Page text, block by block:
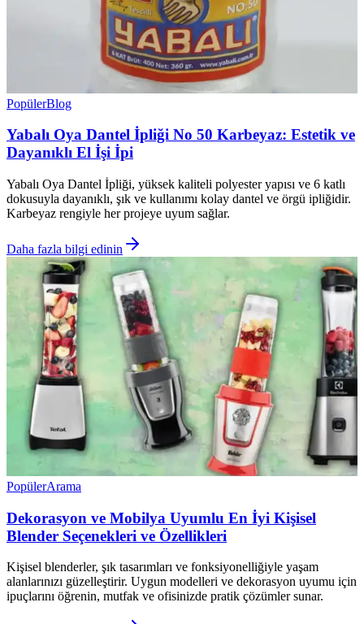
PopülerBlog
Yabalı Oya Dantel İpliği No 50 Karbeyaz: Estetik ve
Dayanıklı El İşi İpi
Yabalı Oya Dantel İpliği, yüksek kaliteli polyester yapısı ve 6 katlı
dokusuyla dayanıklı, şık ve kullanımı kolay dantel ve örgü ipliğidir.
Karbeyaz rengiyle her projeye uyum sağlar.
Daha fazla bilgi edinin
PopülerArama
Dekorasyon ve Mobilya Uyumlu En İyi Kişisel
Blender Seçenekleri ve Özellikleri
Kişisel blenderler, şık tasarımları ve fonksiyonelliğiyle yaşam
alanlarınızı güzelleştirir. Uygun modelleri ve dekorasyon uyumu için
ipuçlarını öğrenin, mutfak ve ofisinizde pratik çözümler sunar.